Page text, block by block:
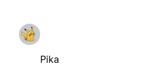
Pika